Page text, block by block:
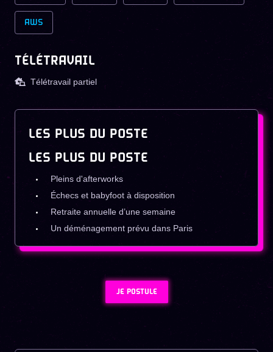
AWS
TÉLÉTRAVAIL
Télétravail partiel
LES PLUS DU POSTE
LES PLUS DU POSTE
Pleins d'afterworks
Échecs et babyfoot à disposition
Retraite annuelle d’une semaine
Un déménagement prévu dans Paris
JE POSTULE